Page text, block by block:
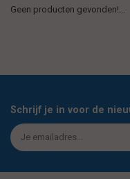
Geen producten gevonden!...
Schrijf je in voor de